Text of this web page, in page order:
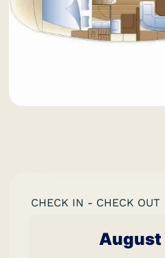
CHECK IN - CHECK OUT
August